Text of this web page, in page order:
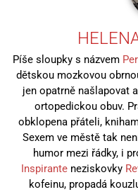
Píše sloupky s názvem
dětskou mozkovou
jen opatrně našlapovat
ortopedickou obuv.
obklopena přáteli,
Sexem ve městě tak
humor mezi řádky, i
Inspiranteneziskovky
kofeinu, propadá